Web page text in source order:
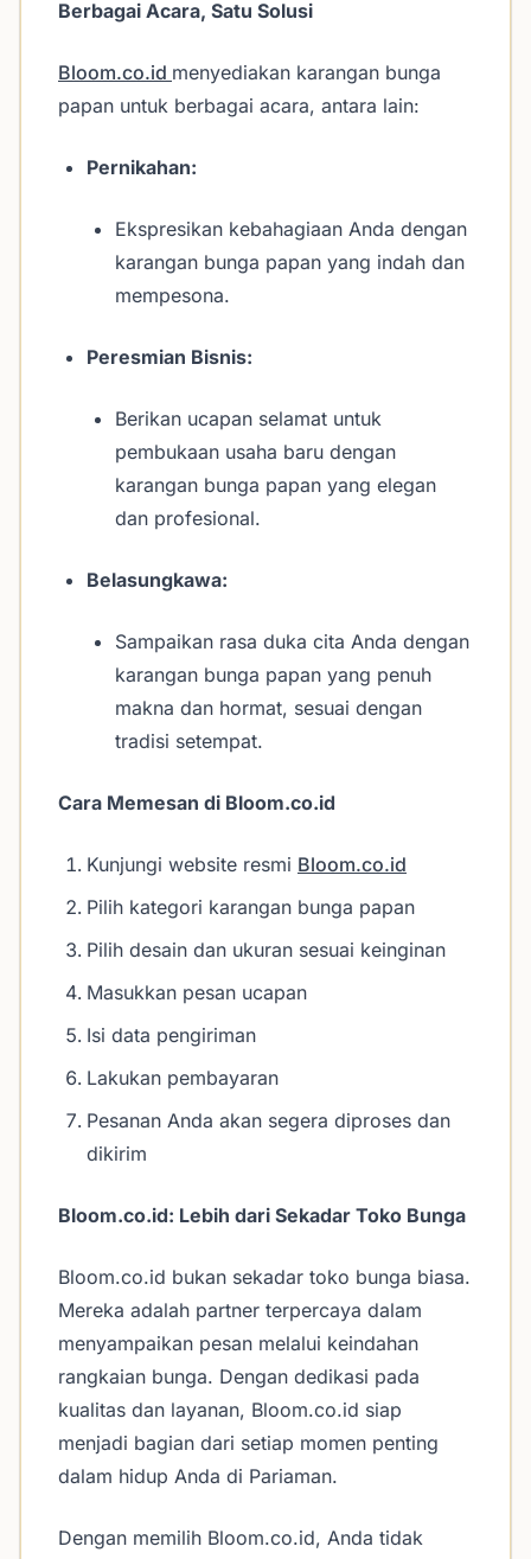
Berbagai Acara, Satu Solusi
Bloom.co.id menyediakan karangan bunga
papan untuk berbagai acara, antara lain:
Pernikahan:
Ekspresikan kebahagiaan Anda dengan
karangan bunga papan yang indah dan
mempesona.
Peresmian Bisnis:
Berikan ucapan selamat untuk
pembukaan usaha baru dengan
karangan bunga papan yang elegan
dan profesional.
Belasungkawa:
Sampaikan rasa duka cita Anda dengan
karangan bunga papan yang penuh
makna dan hormat, sesuai dengan
tradisi setempat.
Cara Memesan di Bloom.co.id
Kunjungi website resmi Bloom.co.id
Pilih kategori karangan bunga papan
Pilih desain dan ukuran sesuai keinginan
Masukkan pesan ucapan
Isi data pengiriman
Lakukan pembayaran
Pesanan Anda akan segera diproses dan
dikirim
Bloom.co.id: Lebih dari Sekadar Toko Bunga
Bloom.co.id bukan sekadar toko bunga biasa.
Mereka adalah partner terpercaya dalam
menyampaikan pesan melalui keindahan
rangkaian bunga. Dengan dedikasi pada
kualitas dan layanan, Bloom.co.id siap
menjadi bagian dari setiap momen penting
dalam hidup Anda di Pariaman.
Dengan memilih Bloom.co.id, Anda tidak